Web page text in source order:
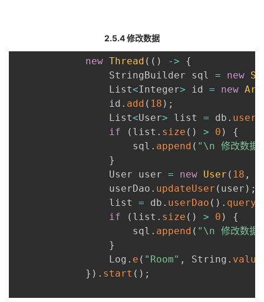
2.5.4 修改数据
new Thread ( ( ) ->
{
                StringBuilder sql
= new
                List
<Integer> id = new
                id
. add ( 18 ) ;
                List
<User> list = db .
if
( list . size ( ) > 0 )
{
                    sql
. append ( "\n 修改数据
}
                User user
= new User ( 18 ,
                userDao
. updateUser ( user ) ;
                list
= db . userDao ( ) .
if
( list . size ( ) > 0 )
{
                    sql
. append ( "\n 修改数据
}
                Log
. e ( "Room" , String .
} ) . start ( ) ;